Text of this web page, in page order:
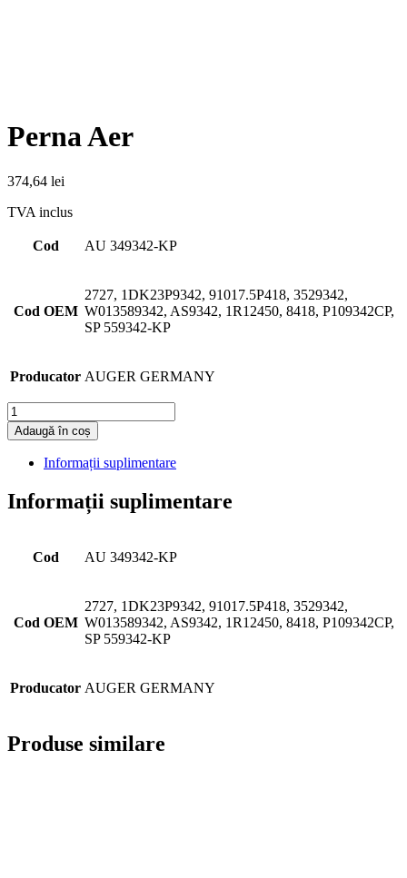
Perna Aer
374,64 lei
TVA inclus
Cod AU 349342-KP
Cod OEM
2727, 1DK23P9342, 91017.5P418, 3529342,
W013589342, AS9342, 1R12450, 8418, P109342CP,
SP 559342-KP
Producator AUGER GERMANY
Cantitate
Adaugă în coș
Informații suplimentare
Informații suplimentare
Cod AU 349342-KP
Cod OEM
2727, 1DK23P9342, 91017.5P418, 3529342,
W013589342, AS9342, 1R12450, 8418, P109342CP,
SP 559342-KP
Producator AUGER GERMANY
Produse similare